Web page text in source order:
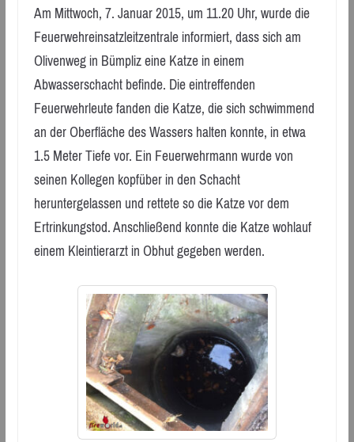
Am Mittwoch, 7. Januar 2015, um 11.20 Uhr, wurde die
Feuerwehreinsatzleitzentrale informiert, dass sich am
Olivenweg in Bümpliz eine Katze in einem
Abwasserschacht befinde. Die eintreffenden
Feuerwehrleute fanden die Katze, die sich schwimmend
an der Oberfläche des Wassers halten konnte, in etwa
1.5 Meter Tiefe vor. Ein Feuerwehrmann wurde von
seinen Kollegen kopfüber in den Schacht
heruntergelassen und rettete so die Katze vor dem
Ertrinkungstod. Anschließend konnte die Katze wohlauf
einem Kleintierarzt in Obhut gegeben werden.